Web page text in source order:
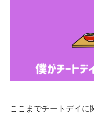
ここまでチートデイに